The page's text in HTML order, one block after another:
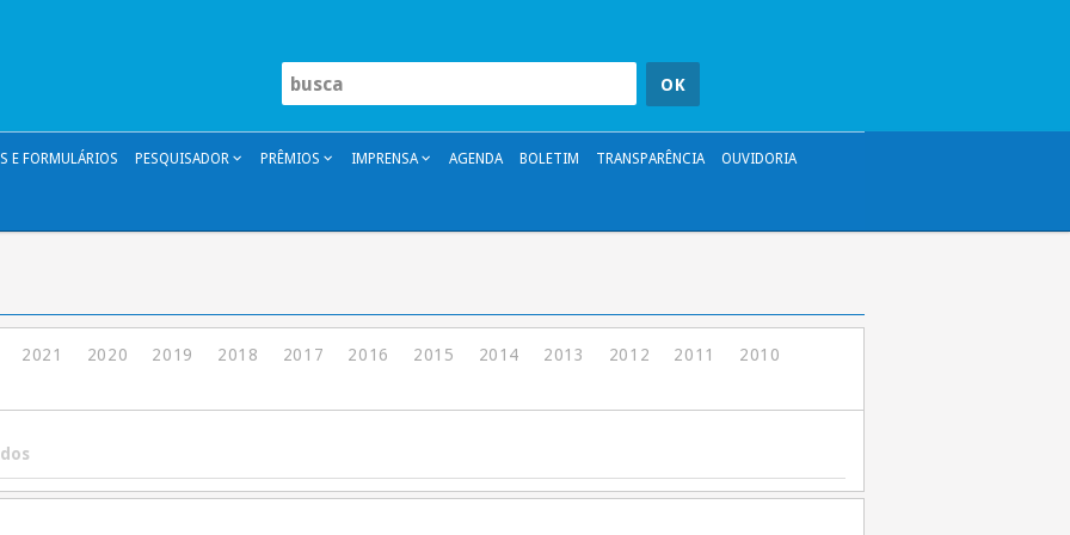
E FORMULÁRIOS PESQUISADOR PRÊMIOS IMPRENSA AGENDA BOLETIM TRANSPARÊNCIA OUVIDORIA
2021 2020 2019 2018 2017 2016 2015 2014 2013 2012 2011
2010